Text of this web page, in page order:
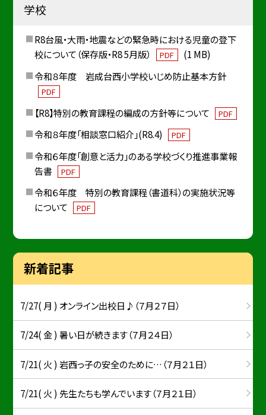
学校
R8台風・大雨・地震などの緊急時における児童の登下
校について（保存版・R8 5月版）
PDF
(1 MB)
令和８年度 岩成台西小学校いじめ防止基本方針
PDF
【R8】特別の教育課程の編成の方針等について PDF
令和８年度「相談窓口紹介」(R8.4) PDF
令和６年度「創意と活力」のある学校づくり推進事業報
告書
PDF
令和６年度 特別の教育課程（書道科）の実施状況等
について
PDF
新着記事
7/27( 月 ) オンライン出校日♪（７月２７日）
7/24( 金 ) 暑い日が続きます（７月２４日）
7/21( 火 ) 岩西っ子の安全のために…（７月２１日）
7/21( 火 ) 先生たちも学んでいます（７月２１日）